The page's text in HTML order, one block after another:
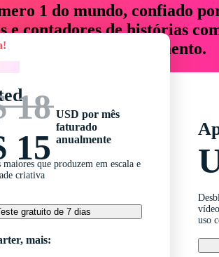
1 do mundo, confiado
contadores de histórias
em tempo e orçamento.
18
15
USD por mês
faturado
anualmente
maiores que produzem em escala e
criativa
gratuito de 7 dias
mais:
uso